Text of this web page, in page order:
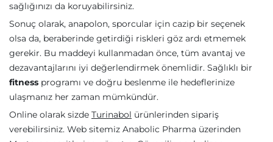
sağlığınızı da koruyabilirsiniz.
Sonuç olarak, anapolon, sporcular için cazip bir seçenek
olsa da, beraberinde getirdiği riskleri göz ardı etmemek
gerekir. Bu maddeyi kullanmadan önce, tüm avantaj ve
dezavantajlarını iyi değerlendirmek önemlidir. Sağlıklı bir
fitness programı ve doğru beslenme ile hedeflerinize
ulaşmanız her zaman mümkündür.
Online olarak sizde Turinabol ürünlerinden sipariş
verebilirsiniz. Web sitemiz Anabolic Pharma üzerinden